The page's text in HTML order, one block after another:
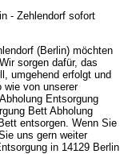
- Zehlendorf sofort
(Berlin) möchten
sorgen dafür, das
umgehend erfolgt und
wie von unserer
Entsorgung
Bett Abholung
entsorgen. Wenn Sie
uns gern weiter
in 14129 Berlin